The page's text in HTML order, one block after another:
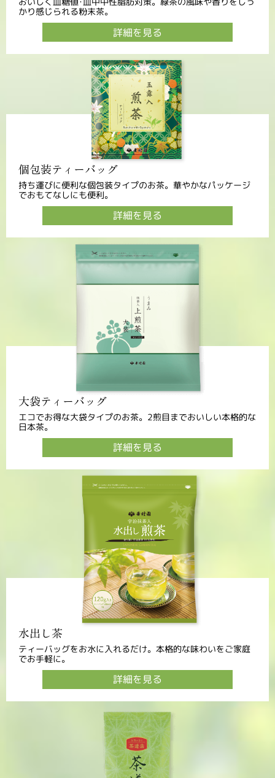
かり感じられる粉末茶。
詳細を見る
個包装ティーバッグ
持ち運びに便利な個包装タイプのお茶。華やかなパッケージ
でおもてなしにも便利。
詳細を見る
大袋ティーバッグ
エコでお得な大袋タイプのお茶。2煎目までおいしい本格的な
日本茶。
詳細を見る
水出し茶
ティーバッグをお水に入れるだけ。本格的な味わいをご家庭
でお手軽に。
詳細を見る